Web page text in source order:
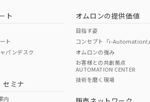
ト
ト
パンデスク
セミナ
内
オムロンの提供価値
目指す姿
コンセプト「i-Automation!」
オムロンの強み
お客様との共創拠点
AUTOMATION CENTER
技術を磨く現場